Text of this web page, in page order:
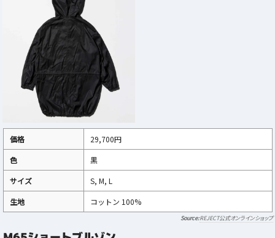
価格
29,700円
色
黒
サイズ
S, M, L
生地
コットン 100%
REJECT公式オンラインショップ